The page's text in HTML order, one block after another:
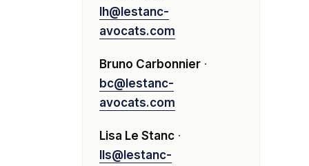
lh@lestanc-
avocats.com
Bruno Carbonnier ·
bc@lestanc-
avocats.com
Lisa Le Stanc ·
lls@lestanc-